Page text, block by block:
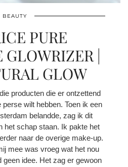
BEAUTY
PURE
GLOWRIZER |
GLOW
producten die er ontzettend
wilt hebben. Toen ik een
belandde, zag ik dit
het schap staan. Ik pakte het
naar de overige make-up.
mee was vroeg wat het nou
geen idee. Het zag er gewoon